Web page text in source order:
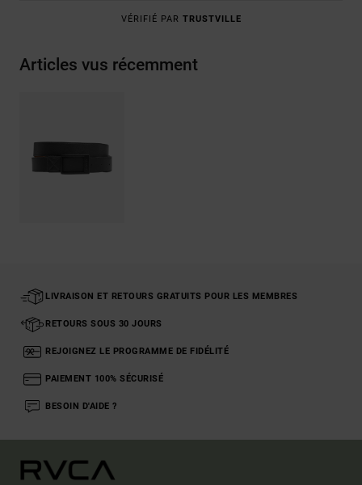
VÉRIFIÉ PAR TRUSTVILLE
Articles vus récemment
LIVRAISON ET RETOURS GRATUITS POUR LES MEMBRES
RETOURS SOUS 30 JOURS
REJOIGNEZ LE PROGRAMME DE FIDÉLITÉ
PAIEMENT 100% SÉCURISÉ
BESOIN D'AIDE ?